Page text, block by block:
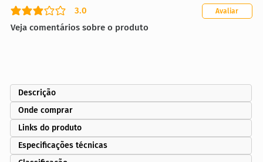
3.0
classificação média é 3 de 5
Veja comentários sobre o produto
Avaliar
Descrição
Onde comprar
Links do produto
Especificações técnicas